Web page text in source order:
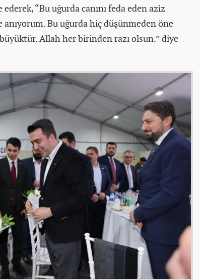
“Bu uğurda canını feda eden aziz
Bu uğurda hiç düşünmeden öne
Allah her birinden razı olsun.” diye